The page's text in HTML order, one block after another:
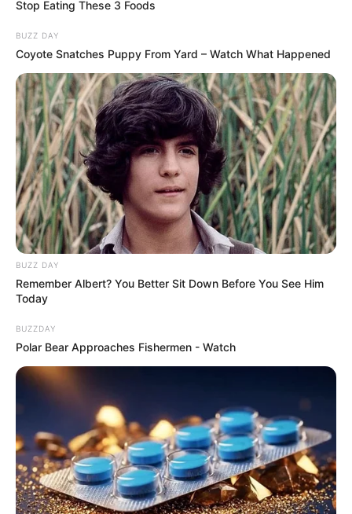
Stop Eating These 3 Foods
BUZZ DAY
Coyote Snatches Puppy From Yard – Watch What Happened
BUZZ DAY
Remember Albert? You Better Sit Down Before You See Him
Today
BUZZDAY
Polar Bear Approaches Fishermen - Watch